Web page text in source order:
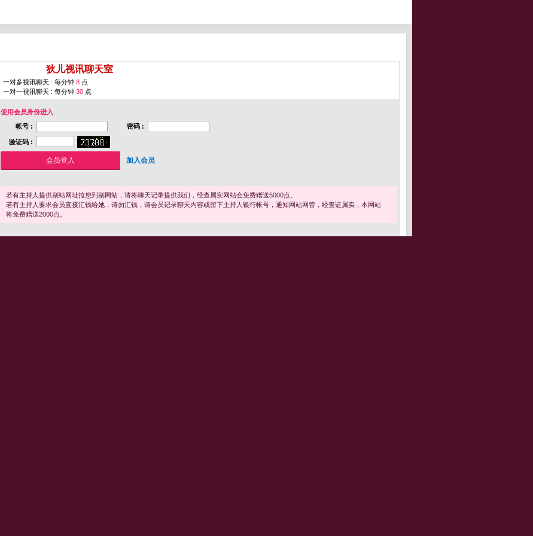
狄儿视讯聊天室
一对多视讯聊天 : 每分钟 8 点
一对一视讯聊天 : 每分钟 30 点
使用会员身份进入
帐号 :
密码 :
验证码 :
加入会员
若有主持人提供别站网址拉您到别网站，请将聊天记录提供我们，经查属实网站会免费赠送5000点。
若有主持人要求会员直接汇钱给她，请勿汇钱，请会员记录聊天内容或留下主持人银行帐号，通知网站网管，经查证属实，本网站
将免费赠送2000点。